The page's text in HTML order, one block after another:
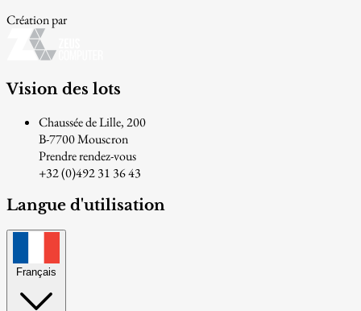
Création par
Vision des lots
Chaussée de Lille, 200
B-7700 Mouscron
Prendre rendez-vous
+32 (0)492 31 36 43
Langue d'utilisation
Français